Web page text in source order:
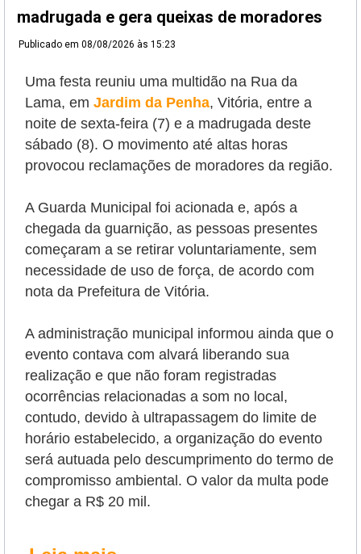
madrugada e gera queixas de moradores
Publicado em 08/08/2026 às 15:23
Uma festa reuniu uma multidão na Rua da
Lama, em Jardim da Penha, Vitória, entre a
noite de sexta-feira (7) e a madrugada deste
sábado (8). O movimento até altas horas
provocou reclamações de moradores da região.
A Guarda Municipal foi acionada e, após a
chegada da guarnição, as pessoas presentes
começaram a se retirar voluntariamente, sem
necessidade de uso de força, de acordo com
nota da Prefeitura de Vitória.
A administração municipal informou ainda que o
evento contava com alvará liberando sua
realização e que não foram registradas
ocorrências relacionadas a som no local,
contudo, devido à ultrapassagem do limite de
horário estabelecido, a organização do evento
será autuada pelo descumprimento do termo de
compromisso ambiental. O valor da multa pode
chegar a R$ 20 mil.